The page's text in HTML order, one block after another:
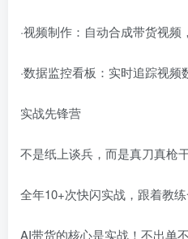
·视频制作：自动合成带货视
·数据监控看板：实时追踪视
实战先锋营
不是纸上谈兵，而是真刀真枪
全年10+次快闪实战，跟着教
AI带货的核心是实战！不出单